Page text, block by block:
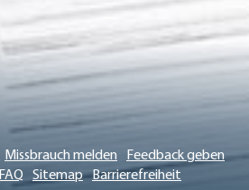
Missbrauch melden
Feedback geben
FAQ Sitemap
Barrierefreiheit